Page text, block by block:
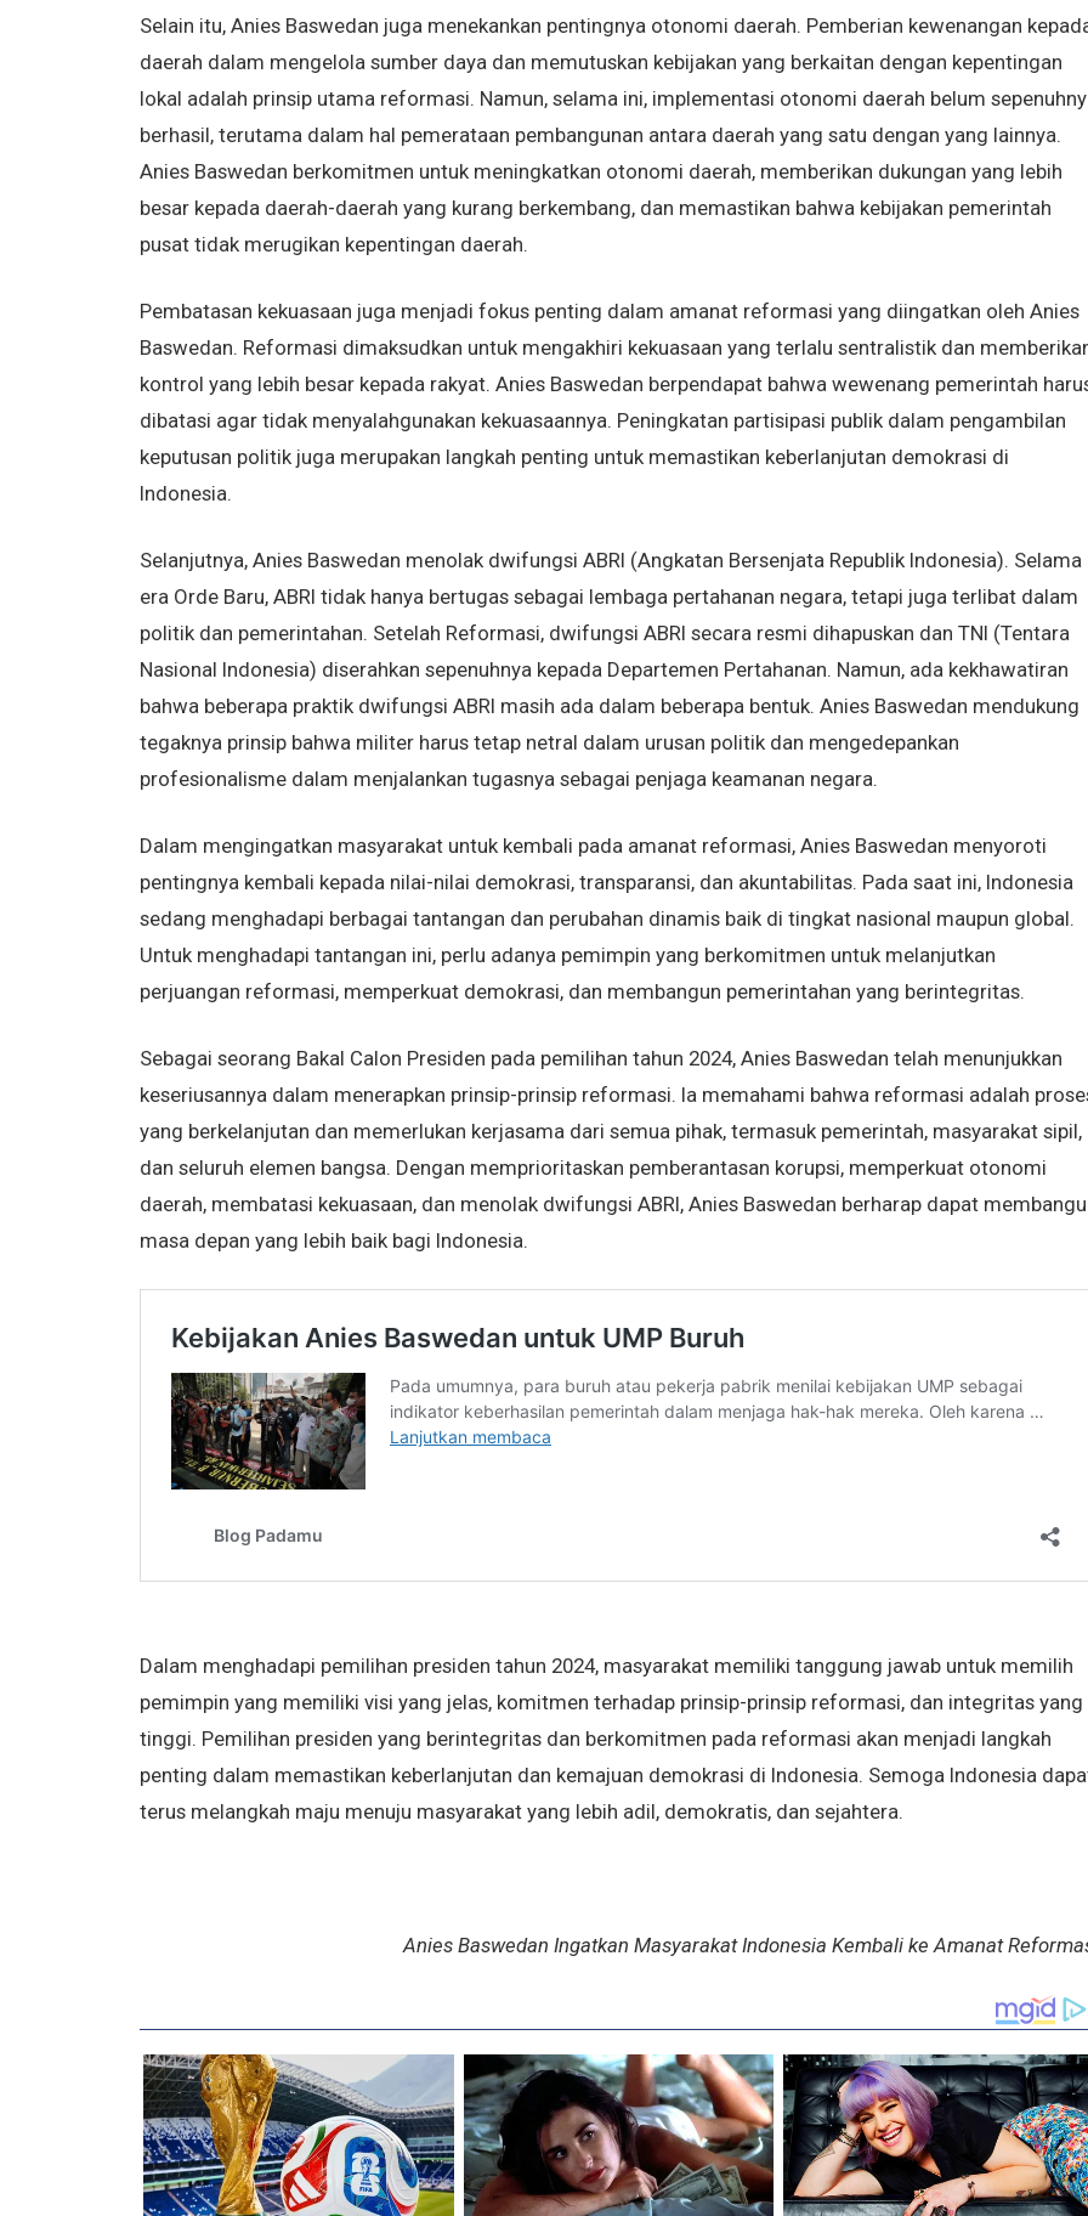
Selain itu, Anies Baswedan juga menekankan pentingnya otonomi daerah. Pemberian kewenangan
daerah dalam mengelola sumber daya dan memutuskan kebijakan yang berkaitan dengan kepentingan
lokal adalah prinsip utama reformasi. Namun, selama ini, implementasi otonomi daerah belum
berhasil, terutama dalam hal pemerataan pembangunan antara daerah yang satu dengan yang lainnya.
Anies Baswedan berkomitmen untuk meningkatkan otonomi daerah, memberikan dukungan yang lebih
besar kepada daerah-daerah yang kurang berkembang, dan memastikan bahwa kebijakan pemerintah
pusat tidak merugikan kepentingan daerah.
Pembatasan kekuasaan juga menjadi fokus penting dalam amanat reformasi yang diingatkan oleh Anies
Baswedan. Reformasi dimaksudkan untuk mengakhiri kekuasaan yang terlalu sentralistik dan
kontrol yang lebih besar kepada rakyat. Anies Baswedan berpendapat bahwa wewenang pemerintah
dibatasi agar tidak menyalahgunakan kekuasaannya. Peningkatan partisipasi publik dalam pengambilan
keputusan politik juga merupakan langkah penting untuk memastikan keberlanjutan demokrasi di
Indonesia.
Selanjutnya, Anies Baswedan menolak dwifungsi ABRI (Angkatan Bersenjata Republik Indonesia). Selama
era Orde Baru, ABRI tidak hanya bertugas sebagai lembaga pertahanan negara, tetapi juga terlibat dalam
politik dan pemerintahan. Setelah Reformasi, dwifungsi ABRI secara resmi dihapuskan dan TNI (Tentara
Nasional Indonesia) diserahkan sepenuhnya kepada Departemen Pertahanan. Namun, ada kekhawatiran
bahwa beberapa praktik dwifungsi ABRI masih ada dalam beberapa bentuk. Anies Baswedan mendukung
tegaknya prinsip bahwa militer harus tetap netral dalam urusan politik dan mengedepankan
profesionalisme dalam menjalankan tugasnya sebagai penjaga keamanan negara.
Dalam mengingatkan masyarakat untuk kembali pada amanat reformasi, Anies Baswedan menyoroti
pentingnya kembali kepada nilai-nilai demokrasi, transparansi, dan akuntabilitas. Pada saat ini, Indonesia
sedang menghadapi berbagai tantangan dan perubahan dinamis baik di tingkat nasional maupun global.
Untuk menghadapi tantangan ini, perlu adanya pemimpin yang berkomitmen untuk melanjutkan
perjuangan reformasi, memperkuat demokrasi, dan membangun pemerintahan yang berintegritas.
Sebagai seorang Bakal Calon Presiden pada pemilihan tahun 2024, Anies Baswedan telah menunjukkan
keseriusannya dalam menerapkan prinsip-prinsip reformasi. Ia memahami bahwa reformasi adalah
yang berkelanjutan dan memerlukan kerjasama dari semua pihak, termasuk pemerintah, masyarakat sipil,
dan seluruh elemen bangsa. Dengan memprioritaskan pemberantasan korupsi, memperkuat otonomi
daerah, membatasi kekuasaan, dan menolak dwifungsi ABRI, Anies Baswedan berharap dapat
masa depan yang lebih baik bagi Indonesia.
Dalam menghadapi pemilihan presiden tahun 2024, masyarakat memiliki tanggung jawab untuk memilih
pemimpin yang memiliki visi yang jelas, komitmen terhadap prinsip-prinsip reformasi, dan integritas yang
tinggi. Pemilihan presiden yang berintegritas dan berkomitmen pada reformasi akan menjadi langkah
penting dalam memastikan keberlanjutan dan kemajuan demokrasi di Indonesia. Semoga Indonesia
terus melangkah maju menuju masyarakat yang lebih adil, demokratis, dan sejahtera.
Anies Baswedan Ingatkan Masyarakat Indonesia Kembali ke Amanat